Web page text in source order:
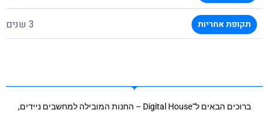
תקופת אחריות 3 שנים
ברוכים הבאים ל־Digital House – החנות המובילה למחשבים ניידים,